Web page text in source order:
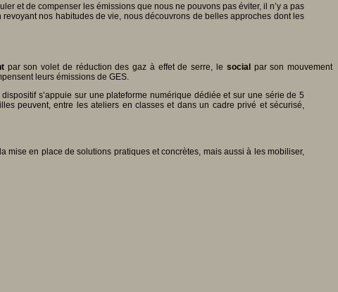
et de compenser les émissions que nous ne pouvons pas éviter, il n’y a pas
nos habitudes de vie, nous découvrons de belles approches dont les
par son volet de réduction des gaz à effet de serre, le social par son mouvement
leurs émissions de GES.
s’appuie sur une plateforme numérique dédiée et sur une série de 5
peuvent, entre les ateliers en classes et dans un cadre privé et sécurisé,
en place de solutions pratiques et concrètes, mais aussi à les mobiliser,